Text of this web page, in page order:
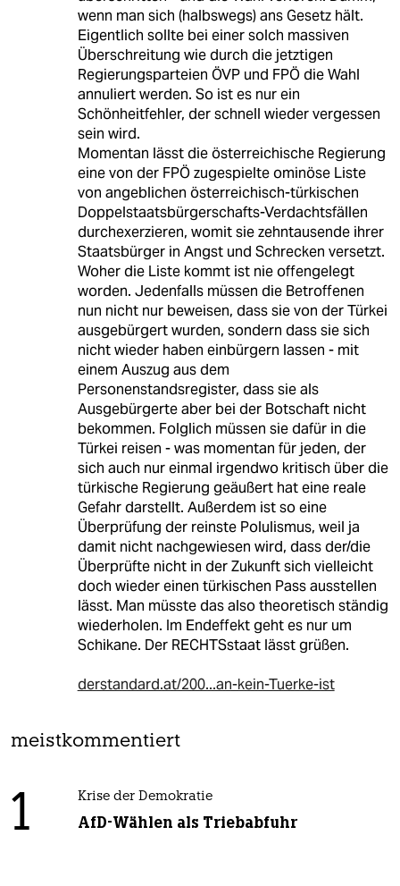
wenn man sich (halbswegs) ans Gesetz hält.
Eigentlich sollte bei einer solch massiven
Überschreitung wie durch die jetztigen
Regierungsparteien ÖVP und FPÖ die Wahl
annuliert werden. So ist es nur ein
Schönheitfehler, der schnell wieder vergessen
sein wird.
Momentan lässt die österreichische Regierung
eine von der FPÖ zugespielte ominöse Liste
von angeblichen österreichisch-türkischen
Doppelstaatsbürgerschafts-Verdachtsfällen
durchexerzieren, womit sie zehntausende ihrer
Staatsbürger in Angst und Schrecken versetzt.
Woher die Liste kommt ist nie offengelegt
worden. Jedenfalls müssen die Betroffenen
nun nicht nur beweisen, dass sie von der Türkei
ausgebürgert wurden, sondern dass sie sich
nicht wieder haben einbürgern lassen - mit
einem Auszug aus dem
Personenstandsregister, dass sie als
Ausgebürgerte aber bei der Botschaft nicht
bekommen. Folglich müssen sie dafür in die
Türkei reisen - was momentan für jeden, der
sich auch nur einmal irgendwo kritisch über die
türkische Regierung geäußert hat eine reale
Gefahr darstellt. Außerdem ist so eine
Überprüfung der reinste Polulismus, weil ja
damit nicht nachgewiesen wird, dass der/die
Überprüfte nicht in der Zukunft sich vielleicht
doch wieder einen türkischen Pass ausstellen
lässt. Man müsste das also theoretisch ständig
wiederholen. Im Endeffekt geht es nur um
Schikane. Der RECHTSstaat lässt grüßen.
derstandard.at/200...an-kein-Tuerke-ist
meistkommentiert
1 Krise der Demokratie
AfD-Wählen als Triebabfuhr